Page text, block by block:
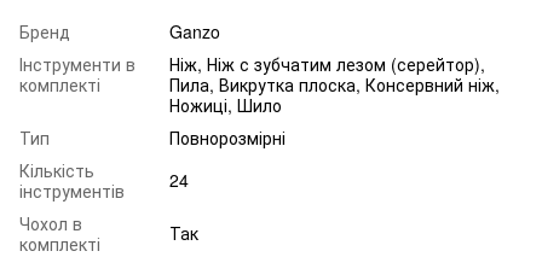
Бренд
Ganzo
Інструменти в
комплекті
Ніж, Ніж с зубчатим лезом (серейтор),
Пила, Викрутка плоска, Консервний ніж,
Ножиці, Шило
Тип
Повнорозмірні
Кількість
інструментів
24
Чохол в
комплекті
Так